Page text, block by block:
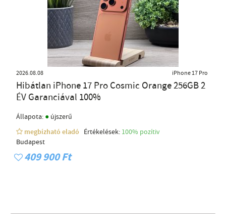
2026.08.08 iPhone 17 Pro
Hibátlan iPhone 17 Pro Cosmic Orange 256GB 2
ÉV Garanciával 100%
Állapota: ● újszerű
megbízható eladó
Értékelések: 100% pozítiv
Budapest
409 900 Ft